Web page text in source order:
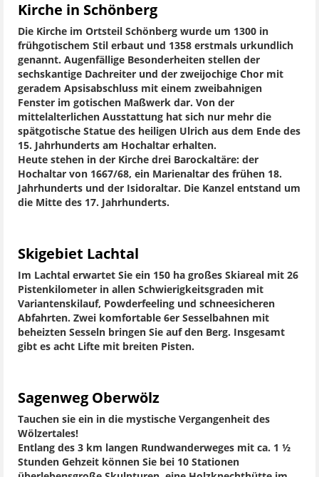
Kirche in Schönberg
Die Kirche im Ortsteil Schönberg wurde um 1300 in
frühgotischem Stil erbaut und 1358 erstmals urkundlich
genannt. Augenfällige Besonderheiten stellen der
sechskantige Dachreiter und der zweijochige Chor mit
geradem Apsisabschluss mit einem zweibahnigen
Fenster im gotischen Maßwerk dar. Von der
mittelalterlichen Ausstattung hat sich nur mehr die
spätgotische Statue des heiligen Ulrich aus dem Ende des
15. Jahrhunderts am Hochaltar erhalten.
Heute stehen in der Kirche drei Barockaltäre: der
Hochaltar von 1667/68, ein Marienaltar des frühen 18.
Jahrhunderts und der Isidoraltar. Die Kanzel entstand um
die Mitte des 17. Jahrhunderts.
Skigebiet Lachtal
Im Lachtal erwartet Sie ein 150 ha großes Skiareal mit 26
Pistenkilometer in allen Schwierigkeitsgraden mit
Variantenskilauf, Powderfeeling und schneesicheren
Abfahrten. Zwei komfortable 6er Sesselbahnen mit
beheizten Sesseln bringen Sie auf den Berg. Insgesamt
gibt es acht Lifte mit breiten Pisten.
Sagenweg Oberwölz
Tauchen sie ein in die mystische Vergangenheit des
Wölzertales!
Entlang des 3 km langen Rundwanderweges mit ca. 1 ½
Stunden Gehzeit können Sie bei 10 Stationen